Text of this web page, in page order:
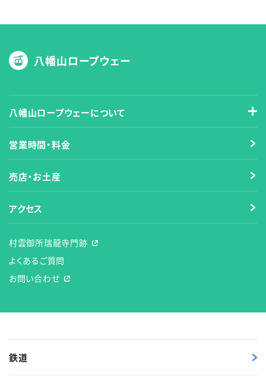
八幡山ロープウェー
八幡山ロープウェーについて
営業時間・料金
売店・お土産
アクセス
村雲御所瑞龍寺門跡
よくあるご質問
お問い合わせ
鉄道